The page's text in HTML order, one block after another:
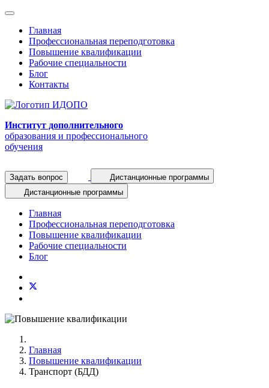
Главная
Профессиональная переподготовка
Повышение квалификации
Рабочие специальности
Блог
Контакты
Институт дополнительного
образования и профессионального
обучения
Задать вопрос
Дистанционные программы
Дистанционные программы
Главная
Профессиональная переподготовка
Повышение квалификации
Рабочие специальности
Блог
Главная
Повышение квалификации
Транспорт (БДД)